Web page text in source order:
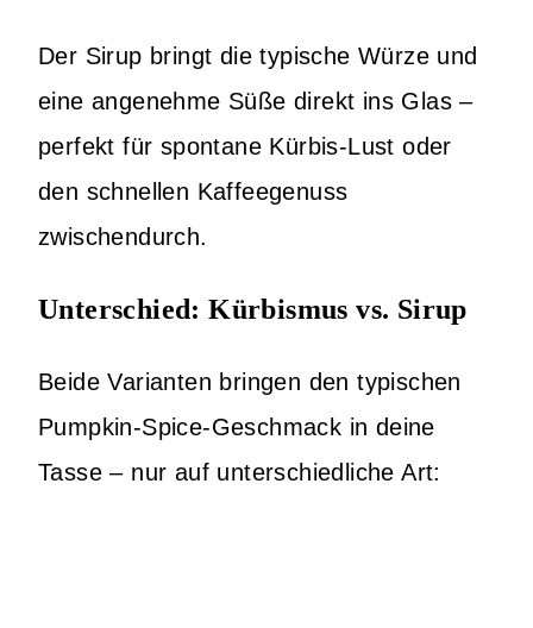
Der Sirup bringt die typische Würze und
eine angenehme Süße direkt ins Glas –
perfekt für spontane Kürbis-Lust oder
den schnellen Kaffeegenuss
zwischendurch.
Unterschied: Kürbismus vs. Sirup
Beide Varianten bringen den typischen
Pumpkin-Spice-Geschmack in deine
Tasse – nur auf unterschiedliche Art: